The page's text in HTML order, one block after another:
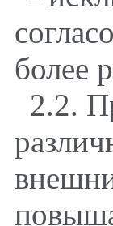
более
2.2.